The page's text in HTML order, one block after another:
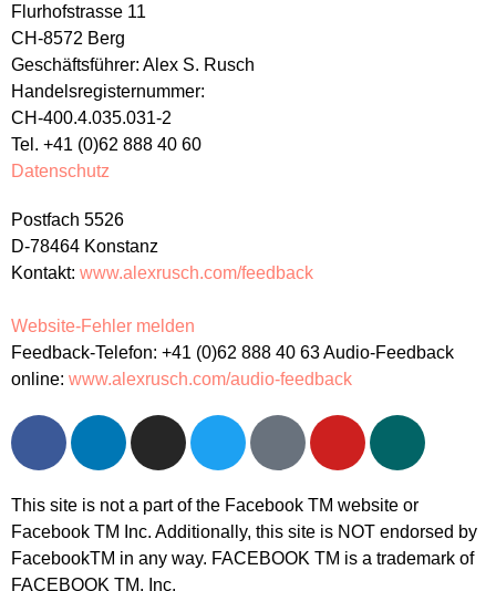
Flurhofstrasse 11
CH-8572 Berg
Geschäftsführer: Alex S. Rusch
Handelsregisternummer:
CH-400.4.035.031-2
Tel. +41 (0)62 888 40 60
Datenschutz
Postfach 5526
D-78464 Konstanz
Kontakt: www.alexrusch.com/feedback
Website-Fehler melden
Feedback-Telefon: +41 (0)62 888 40 63 Audio-Feedback
online: www.alexrusch.com/audio-feedback
This site is not a part of the Facebook TM website or
Facebook TM Inc. Additionally, this site is NOT endorsed by
FacebookTM in any way. FACEBOOK TM is a trademark of
FACEBOOK TM, Inc.